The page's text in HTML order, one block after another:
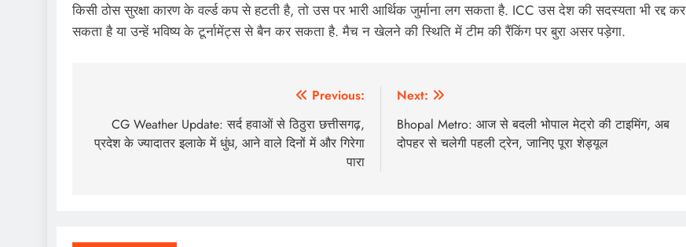
किसी ठोस सुरक्षा कारण के वर्ल्ड कप से हटती है, तो उस पर भारी आर्थिक जुर्माना लग सकता है. ICC उस देश की सदस्यता भी रद्द कर
सकता है या उन्हें भविष्य के टूर्नामेंट्स से बैन कर सकता है. मैच न खेलने की स्थिति में टीम की रैंकिंग पर बुरा असर पड़ेगा.
navigation
Previous:
CG Weather Update: सर्द हवाओं से ठिठुरा छत्तीसगढ़,
प्रदेश के ज्यादातर इलाके में धुंध, आने वाले दिनों में और गिरेगा
पारा
Next:
Bhopal Metro: आज से बदली भोपाल मेट्रो की टाइमिंग, अब
दोपहर से चलेगी पहली ट्रेन, जानिए पूरा शेड्यूल